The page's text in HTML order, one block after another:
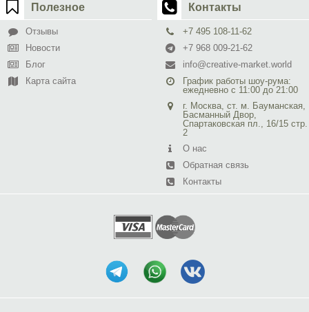
Полезное
Отзывы
Новости
Блог
Карта сайта
Контакты
+7 495 108-11-62
+7 968 009-21-62
info@creative-market.world
График работы шоу-рума:
ежедневно с 11:00 до 21:00
г. Москва, ст. м. Бауманская,
Басманный Двор,
Спартаковская пл., 16/15 стр.
2
О нас
Обратная связь
Контакты